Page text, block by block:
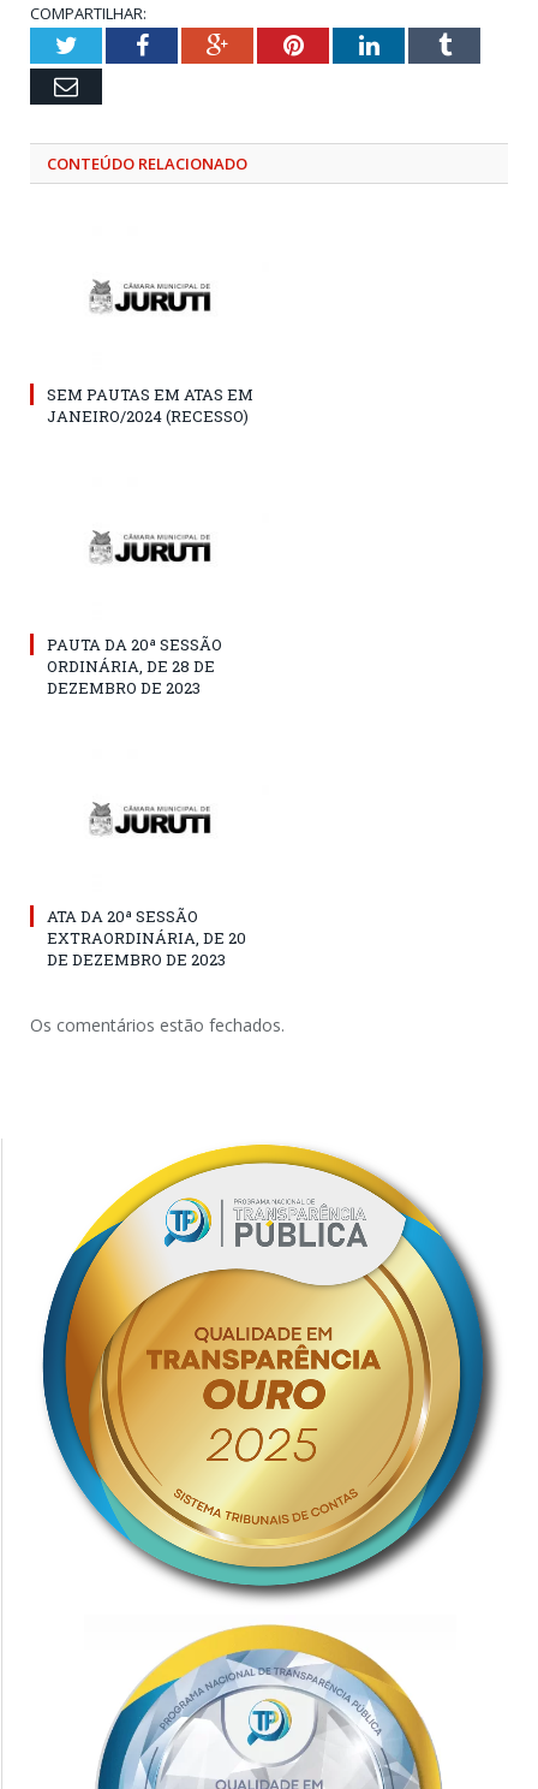
COMPARTILHAR:
TwitterFacebookGoogle+PinterestLinkedInTumblr
Email
CONTEÚDO RELACIONADO
SEM PAUTAS EM ATAS EM
JANEIRO/2024 (RECESSO)
PAUTA DA 20ª SESSÃO
ORDINÁRIA, DE 28 DE
DEZEMBRO DE 2023
ATA DA 20ª SESSÃO
EXTRAORDINÁRIA, DE 20
DE DEZEMBRO DE 2023
Os comentários estão fechados.